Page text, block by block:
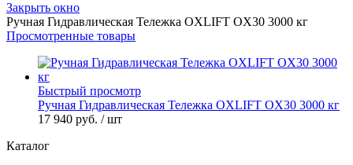
Закрыть окно
Ручная Гидравлическая Тележка OXLIFT OX30 3000 кг
Просмотренные товары
Быстрый просмотр
Ручная Гидравлическая Тележка OXLIFT OX30 3000 кг
17 940 руб. / шт
Каталог